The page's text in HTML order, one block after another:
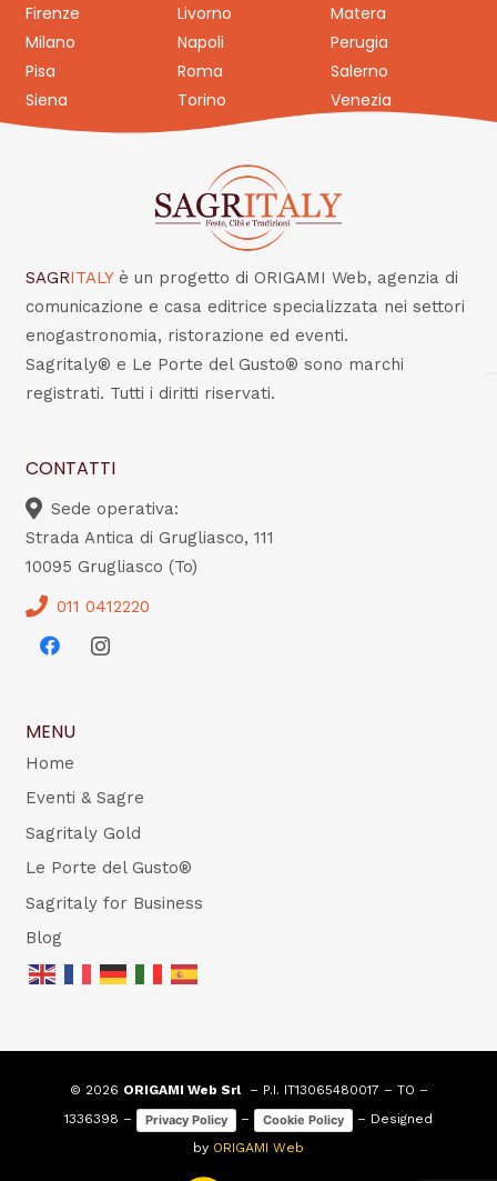
Firenze
Livorno
Matera
Milano
Napoli
Perugia
Pisa
Roma
Salerno
Siena
Torino Venezia
SAGRITALY è un progetto di ORIGAMI Web, agenzia di
comunicazione e casa editrice specializzata nei settori
enogastronomia, ristorazione ed eventi.
Sagritaly® e Le Porte del Gusto® sono marchi
registrati. Tutti i diritti riservati.
CONTATTI
Sede operativa:
Strada Antica di Grugliasco, 111
10095 Grugliasco (To)
011 0412220
MENU
Home
Eventi & Sagre
Sagritaly Gold
Le Porte del Gusto®
Sagritaly for Business
Blog
© 2026 ORIGAMI Web Srl– P.I. IT13065480017 – TO –
1336398 –
Privacy Policy – Cookie Policy
– Designed
by ORIGAMI Web